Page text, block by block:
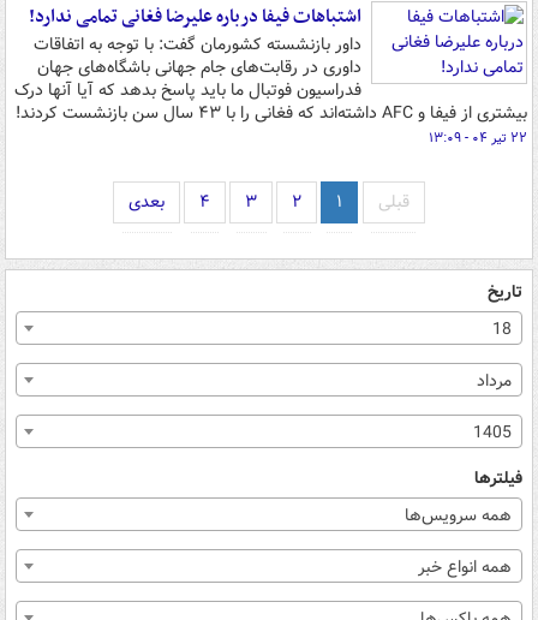
اشتباهات فیفا درباره علیرضا فغانی تمامی ندارد!
داور بازنشسته کشورمان گفت: با توجه به اتفاقات
داوری در رقابت‌های جام جهانی باشگاه‌های جهان
فدراسیون فوتبال ما باید پاسخ بدهد که آیا آنها درک
بیشتری از فیفا و AFC داشته‌اند که فغانی را با ۴۳ سال سن بازنشست کردند!
۲۲ تیر ۰۴ - ۱۳:۰۹
قبلی ۱ ۲ ۳ ۴ بعدی
تاریخ
18
مرداد
1405
فیلترها
همه سرویس‌ها
همه انواع خبر